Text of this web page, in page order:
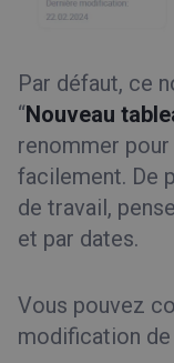
Par défaut, ce
“Nouveau
renommer
facilement. De
de travail,
et par dates.
Vous pouvez
modification de